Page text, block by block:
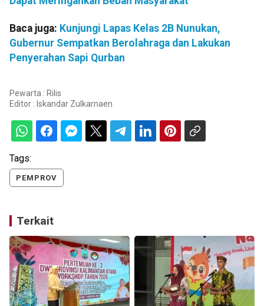
Baca juga: Kunjungi Lapas Kelas 2B Nunukan,
Gubernur Sempatkan Berolahraga dan Lakukan
Penyerahan Sapi Qurban
Pewarta : Rilis
Editor : Iskandar Zulkarnaen
Tags:
PEMPROV
Terkait